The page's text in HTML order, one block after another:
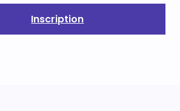
Inscription